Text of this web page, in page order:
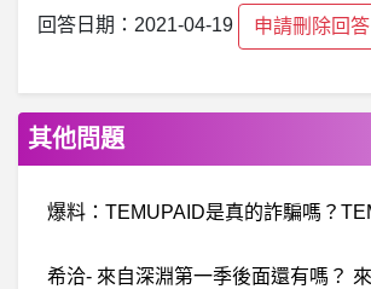
回答日期：2021-04-19 申請刪除回答
其他問題